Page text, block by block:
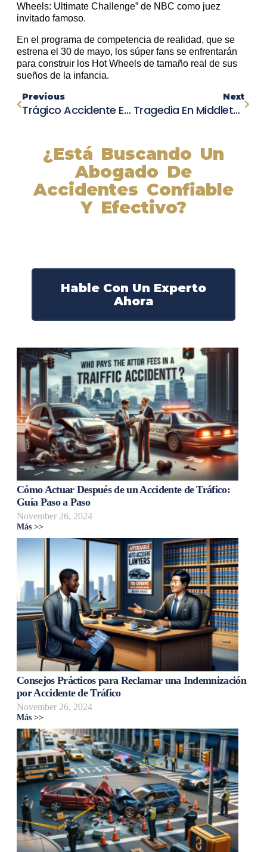
Wheels: Ultimate Challenge” de NBC como juez
invitado famoso.
En el programa de competencia de realidad, que se
estrena el 30 de mayo, los súper fans se enfrentarán
para construir los Hot Wheels de tamaño real de sus
sueños de la infancia.
Previous
Trágico Accidente En Goleta: Hombre Pierde La Vida En Vuelco Mortal Cerca De La Autopista 101
Next
Tragedia En Middletown: Mujer Fallece En Fatal Accidente Automovilístico En Indian Avenue
¿Está Buscando Un
Abogado De
Accidentes Confiable
Y Efectivo?
Hable Con Un Experto
Ahora
Cómo Actuar Después de un Accidente de Tráfico:
Guía Paso a Paso
November 26, 2024
Más >>
Consejos Prácticos para Reclamar una Indemnización
por Accidente de Tráfico
November 26, 2024
Más >>